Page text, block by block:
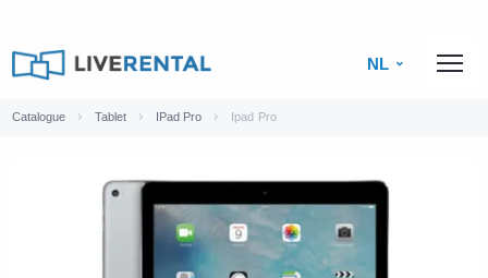
NL
Catalogue Tablet IPad Pro Ipad Pro